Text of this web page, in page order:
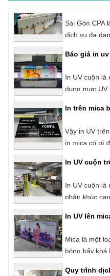
Báo giá in
dụng mực UV
Backlit Film,
In trên mica
in mica có gì
In UV cuộn
phân khúc
sấy khô mực
Những sản
thẩm mỹ
In UV lên
bóng bẩy khá
phẳng hiện
sắc nét,
Quy trình
nhận cắt CNC